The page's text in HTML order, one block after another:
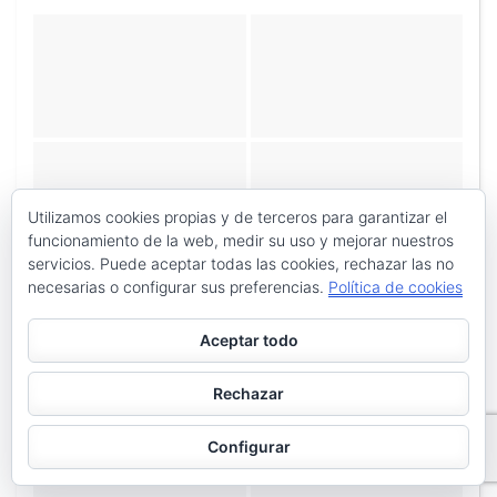
Utilizamos cookies propias y de terceros para garantizar el
funcionamiento de la web, medir su uso y mejorar nuestros
servicios. Puede aceptar todas las cookies, rechazar las no
necesarias o configurar sus preferencias. Política de cookies
Aceptar todo
Rechazar
Configurar